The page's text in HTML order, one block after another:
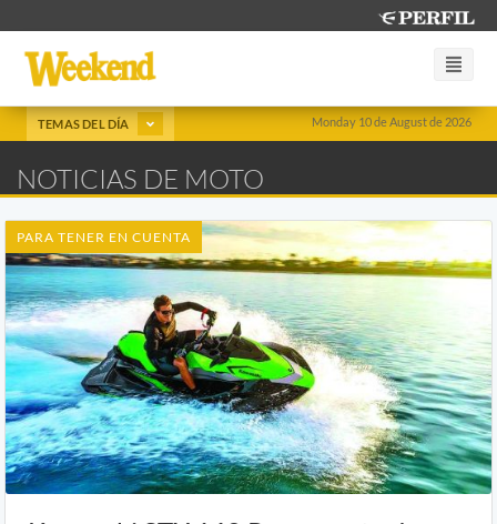
Monday 10 de August de 2026
TEMAS DEL DÍA
NOTICIAS DE MOTO
PARA TENER EN CUENTA